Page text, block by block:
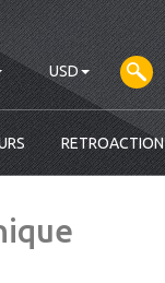
USD
RETROACTION